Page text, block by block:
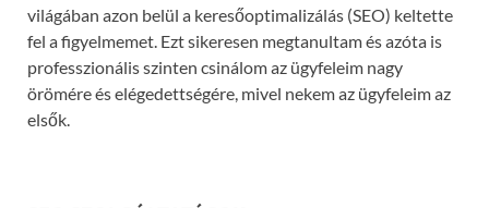
világában azon belül a keresőoptimalizálás (SEO) keltette
fel a figyelmemet. Ezt sikeresen megtanultam és azóta is
professzionális szinten csinálom az ügyfeleim nagy
örömére és elégedettségére, mivel nekem az ügyfeleim az
elsők.